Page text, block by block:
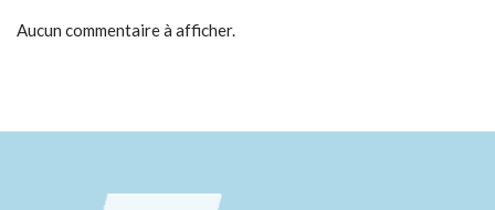
Aucun commentaire à afficher.